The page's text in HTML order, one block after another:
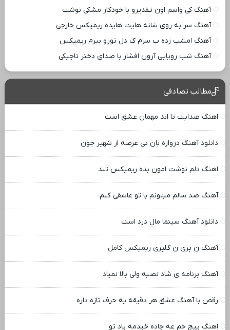
آهنگ کی واسم اون تقدیرو با خودکار مشکی نوشت
آهنگ سر به روی شانه هایت هایده ریمیکس خارجی
آهنگ امشب زده ب سرم ک دل تورو ببرم ریمیکس
آهنگ شب رویایی آرون افشار با صدای دختر تاجیکی
مطالب تصادفی
اهنگ صدایت تا ابد مهمان عشق است
دانلود آهنگ دروازه بان بی عرضه از شهپر جون
اهنگ دلم نوشت امون بده ریمیکس تند
آهنگ صد سالم میتونم با تو عاشقی کنم
دانلود آهنگ سینما مال درد است
آهنگ ن پری ن گلپری ریمیکس کامل
آهنگ برنامه ی شاد نصبه ولی بالا نمیاد
رقص با آهنگ عشق هر دقیقه یه حرف تازه داره
اهنگ پیچ خم عه جاده خیدمه یاد تو